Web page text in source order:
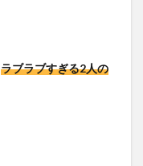
ラブラブすぎる2人の